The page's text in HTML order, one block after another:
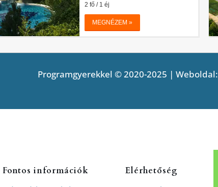
Programgyerekkel © 2020-2025 | Weboldal:
Fontos információk
Elérhetőség